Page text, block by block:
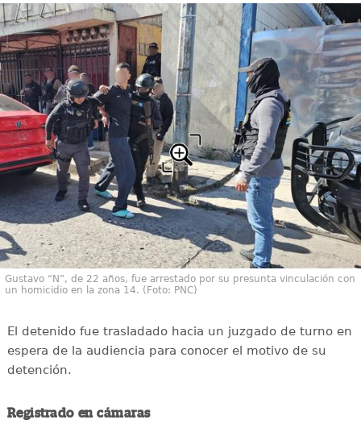
Gustavo “N”, de 22 años, fue arrestado por su presunta vinculación con
un homicidio en la zona 14. (Foto: PNC)
El detenido fue trasladado hacia un juzgado de turno en
espera de la audiencia para conocer el motivo de su
detención.
Registrado en cámaras